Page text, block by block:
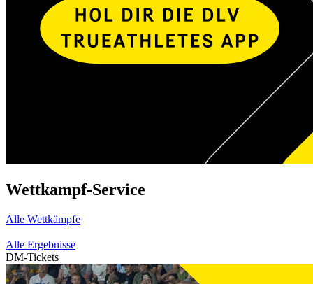
Wettkampf-Service
Alle Wettkämpfe
Alle Ergebnisse
DM-Tickets